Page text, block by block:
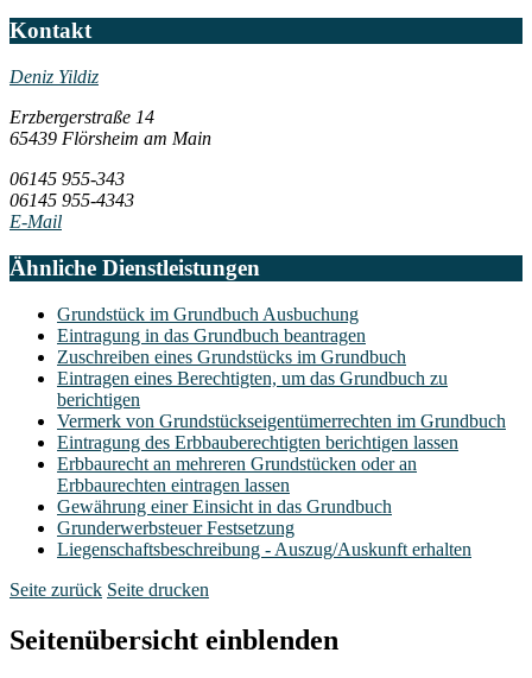
Kontakt
Deniz Yildiz
Erzbergerstraße 14
65439 Flörsheim am Main
06145 955-343
06145 955-4343
E-Mail
Ähnliche Dienstleistungen
Grundstück im Grundbuch Ausbuchung
Eintragung in das Grundbuch beantragen
Zuschreiben eines Grundstücks im Grundbuch
Eintragen eines Berechtigten, um das Grundbuch zu
berichtigen
Vermerk von Grundstückseigentümerrechten im Grundbuch
Eintragung des Erbbauberechtigten berichtigen lassen
Erbbaurecht an mehreren Grundstücken oder an
Erbbaurechten eintragen lassen
Gewährung einer Einsicht in das Grundbuch
Grunderwerbsteuer Festsetzung
Liegenschaftsbeschreibung - Auszug/Auskunft erhalten
Seite zurück Seite drucken
Seitenübersicht einblenden